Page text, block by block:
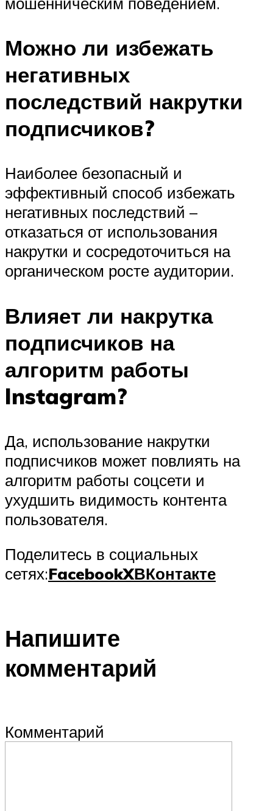
Можно ли избежать
негативных
последствий накрутки
подписчиков?
Наиболее безопасный и
эффективный способ избежать
негативных последствий –
отказаться от использования
накрутки и сосредоточиться на
органическом росте аудитории.
Влияет ли накрутка
подписчиков на
алгоритм работы
Instagram?
Да, использование накрутки
подписчиков может повлиять на
алгоритм работы соцсети и
ухудшить видимость контента
пользователя.
Поделитесь в социальных
сетях:FacebookXВКонтакте
Напишите
комментарий
Комментарий